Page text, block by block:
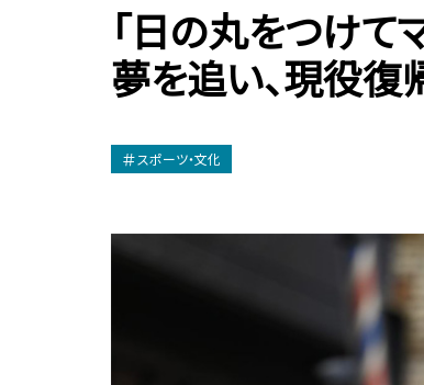
「日の丸をつけて
夢を追い、現役
スポーツ・文化